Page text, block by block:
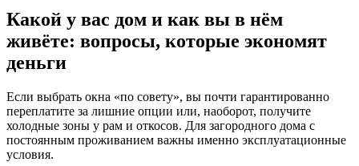
Какой у вас дом и как вы в нём
живёте: вопросы, которые экономят
деньги
Если выбрать окна «по совету», вы почти гарантированно
переплатите за лишние опции или, наоборот, получите
холодные зоны у рам и откосов. Для загородного дома с
постоянным проживанием важны именно эксплуатационные
условия.